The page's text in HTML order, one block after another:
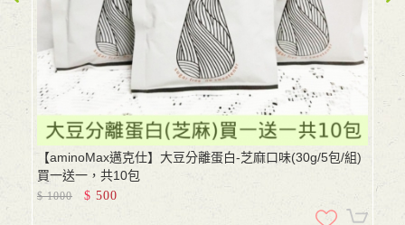
【aminoMax邁克仕】大豆分離蛋白-芝麻口味(30g/5包/組)
買一送一，共10包
$1000 $ 500